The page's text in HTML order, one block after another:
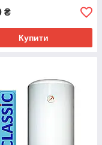
₴
Купити